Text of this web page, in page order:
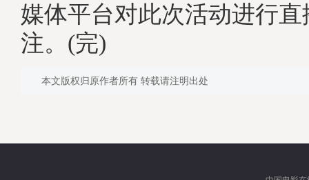
媒体平台对此次活动进行
注。(完)
本文版权归原作者所有 转载请注明出处